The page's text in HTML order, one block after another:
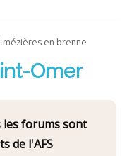
mézières en brenne
Omer
les forums sont
de l'AFS